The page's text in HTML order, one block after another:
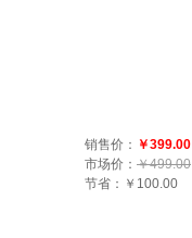
销售价： ￥399.00
市场价： ￥499.00
节省： ￥100.00